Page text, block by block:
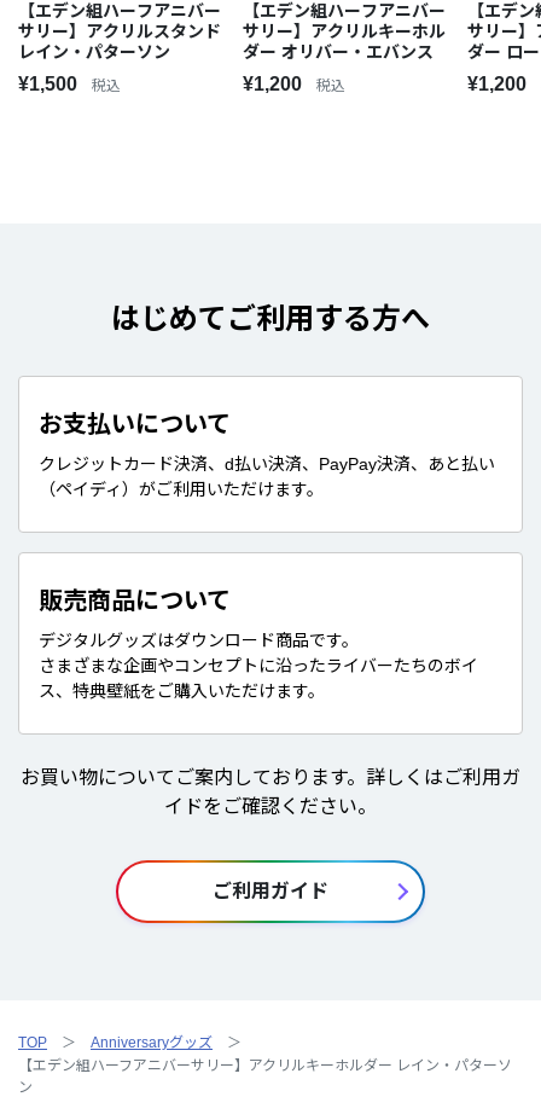
【エデン組ハーフアニバー
サリー】アクリルスタンド
レイン・パターソン
¥1,500 税込
【エデン組ハーフアニバー
サリー】アクリルキーホル
ダー オリバー・エバンス
¥1,200 税込
【エデ
サリー】
ダー ロ
¥1,200
はじめてご利用する方へ
お支払いについて
クレジットカード決済、d払い決済、PayPay決済、あと払い
（ペイディ）がご利用いただけます。
販売商品について
デジタルグッズはダウンロード商品です。
さまざまな企画やコンセプトに沿ったライバーたちのボイ
ス、特典壁紙をご購入いただけます。
お買い物についてご案内しております。詳しくはご利用ガ
イドをご確認ください。
ご利用ガイド
TOP
Anniversaryグッズ
【エデン組ハーフアニバーサリー】アクリルキーホルダー レイン・パターソ
ン